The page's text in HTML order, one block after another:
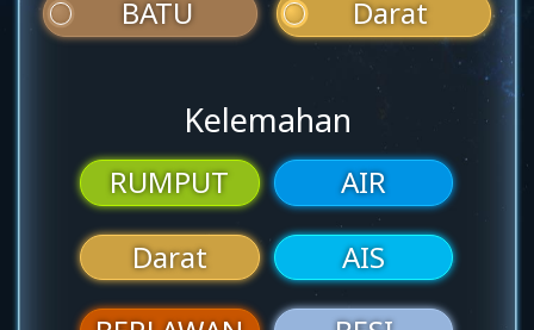
BATU Darat
Kelemahan
RUMPUT
AIR
Darat
AIS